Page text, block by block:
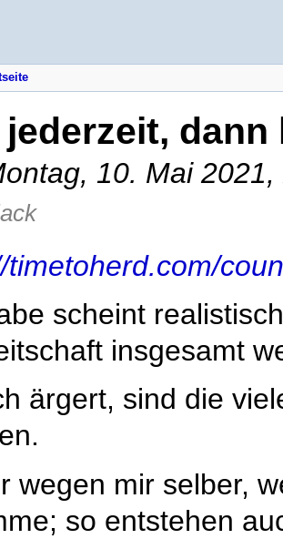
jederzeit,
10. Mai
timetoherd.com/
scheint
insgesamt
ärgert, sind die
wegen mir selber,
so entstehen